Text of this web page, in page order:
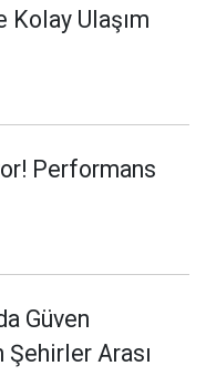
Kolay Ulaşım
Performans
Güven
Arası